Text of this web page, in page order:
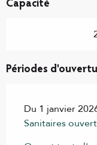
Capacité
Périodes
Du 1 janvier
Sanitaires